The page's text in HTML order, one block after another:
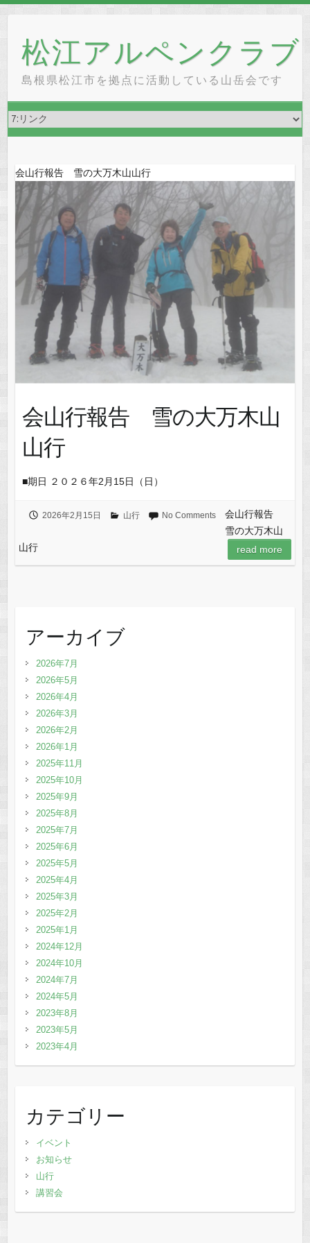
content松江アルペンクラブ
島根県松江市を拠点に活動している山岳会です
会山行報告 雪の大万木山山行
会山行報告 雪の大万木山
山行
■期日 ２０２６年2月15日（日）
2026年2月15日 山行 No Comments
会山行報告
雪の大万木山
山行
read more
アーカイブ
2026年7月
2026年5月
2026年4月
2026年3月
2026年2月
2026年1月
2025年11月
2025年10月
2025年9月
2025年8月
2025年7月
2025年6月
2025年5月
2025年4月
2025年3月
2025年2月
2025年1月
2024年12月
2024年10月
2024年7月
2024年5月
2023年8月
2023年5月
2023年4月
カテゴリー
イベント
お知らせ
山行
講習会